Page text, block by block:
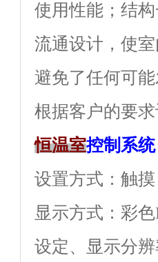
使用性能；结
流通设计，使
避免了任何可能
根据客户的要求订
恒温室控制系统
设置方式：触摸
显示方式：
设定、显示分